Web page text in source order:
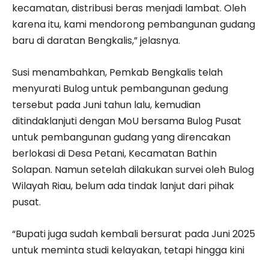
kecamatan, distribusi beras menjadi lambat. Oleh
karena itu, kami mendorong pembangunan gudang
baru di daratan Bengkalis,” jelasnya.
Susi menambahkan, Pemkab Bengkalis telah
menyurati Bulog untuk pembangunan gedung
tersebut pada Juni tahun lalu, kemudian
ditindaklanjuti dengan MoU bersama Bulog Pusat
untuk pembangunan gudang yang direncakan
berlokasi di Desa Petani, Kecamatan Bathin
Solapan. Namun setelah dilakukan survei oleh Bulog
Wilayah Riau, belum ada tindak lanjut dari pihak
pusat.
“Bupati juga sudah kembali bersurat pada Juni 2025
untuk meminta studi kelayakan, tetapi hingga kini